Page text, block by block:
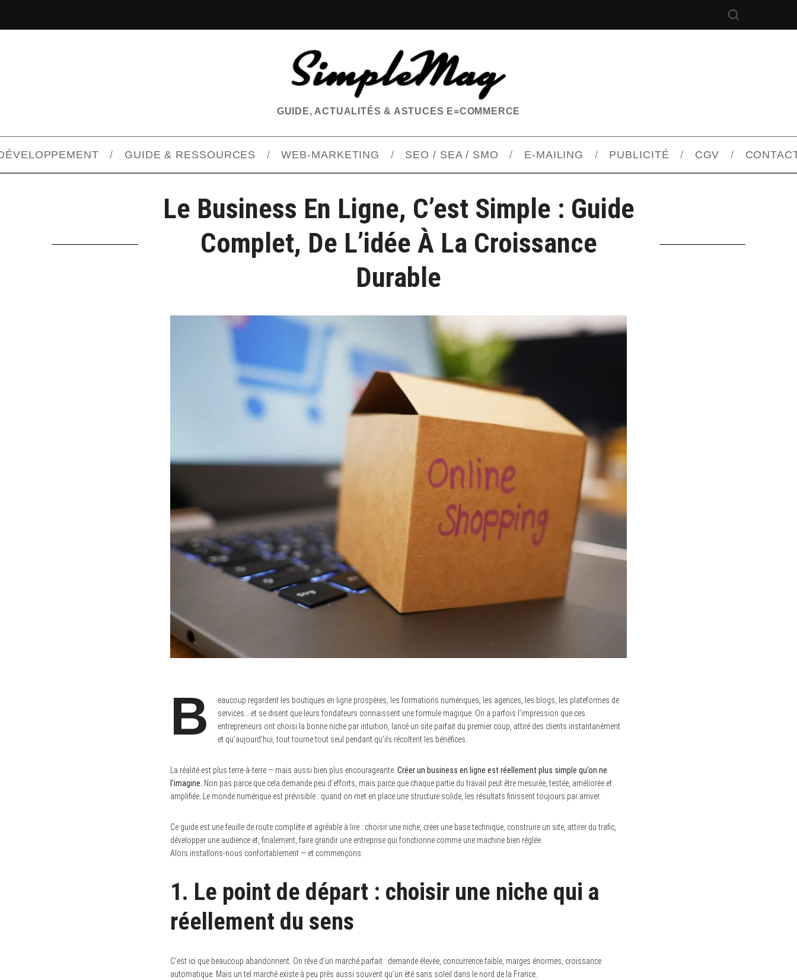
GUIDE, ACTUALITÉS & ASTUCES E=COMMERCE
GUIDE & RESSOURCES WEB-MARKETING SEO / SEA / SMO E-MAILING PUBLICITÉ CGV
Le Business En Ligne, C’est Simple : Guide
Complet, De L’idée À La Croissance
Durable
B
eaucoup regardent les boutiques en ligne prospères, les formations numériques, les agences, les blogs, les plateformes de
services… et se disent que leurs fondateurs connaissent une formule magique. On a parfois l’impression que ces
entrepreneurs ont choisi la bonne niche par intuition, lancé un site parfait du premier coup, attiré des clients instantanément
et qu’aujourd’hui, tout tourne tout seul pendant qu’ils récoltent les bénéfices.
La réalité est plus terre-à-terre — mais aussi bien plus encourageante. Créer un business en ligne est réellement plus simple qu’on ne
l’imagine. Non pas parce que cela demande peu d’efforts, mais parce que chaque partie du travail peut être mesurée, testée, améliorée et
amplifiée. Le monde numérique est prévisible : quand on met en place une structure solide, les résultats finissent toujours par arriver.
Ce guide est une feuille de route complète et agréable à lire : choisir une niche, créer une base technique, construire un site, attirer du trafic,
développer une audience et, finalement, faire grandir une entreprise qui fonctionne comme une machine bien réglée.
Alors installons-nous confortablement — et commençons.
1. Le point de départ : choisir une niche qui a
réellement du sens
C’est ici que beaucoup abandonnent. On rêve d’un marché parfait : demande élevée, concurrence faible, marges énormes, croissance
automatique. Mais un tel marché existe à peu près aussi souvent qu’un été sans soleil dans le nord de la France.